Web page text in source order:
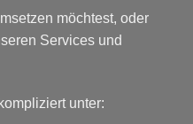
möchtest, oder
Services und
unter: